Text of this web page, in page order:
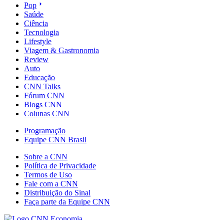
Pop
Saúde
Ciência
Tecnologia
Lifestyle
Viagem & Gastronomia
Review
Auto
Educação
CNN Talks
Fórum CNN
Blogs CNN
Colunas CNN
Programação
Equipe CNN Brasil
Sobre a CNN
Política de Privacidade
Termos de Uso
Fale com a CNN
Distribuição do Sinal
Faça parte da Equipe CNN